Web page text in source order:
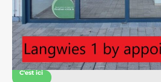
C'est ici